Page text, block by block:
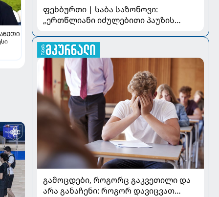
ფეხბურთი | საბა საზონოვი:
„ერთწლიანი იძულებითი პაუზის
მნიშვნელოვანია“
გამოცდები, როგორც გაკვეთილი და
არა განაჩენი: როგორ დავიცვათ